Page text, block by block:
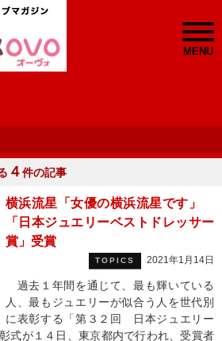
MENU
４件の記事
横浜流星「女優の横浜流星です」
「日本ジュエリーベストドレッサー
賞」受賞
TOPICS 2021年1月14日
過去１年間を通じて、最も輝いている
人、最もジュエリーが似合う人を世代別
に表彰する「第３２回 日本ジュエリー
式が１４日、東京都内で行われ、受賞者